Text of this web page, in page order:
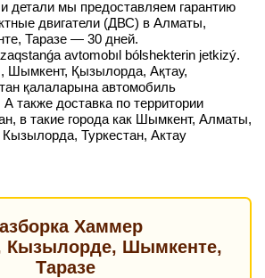
детали мы предоставляем гарантию
двигатели (ДВС) в Алматы,
Таразе — 30 дней.
avtomobıl bólshekterin jetkizý.
Шымкент, Қызылорда, Ақтау,
қалаларына автомобиль
А также доставка по территории
в такие города как Шымкент, Алматы,
Туркестан, Актау
Хаммер
Кызылорде, Шымкенте,
Таразе